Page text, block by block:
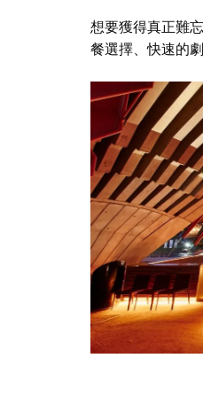
想要獲得真正難
餐選擇、快速的